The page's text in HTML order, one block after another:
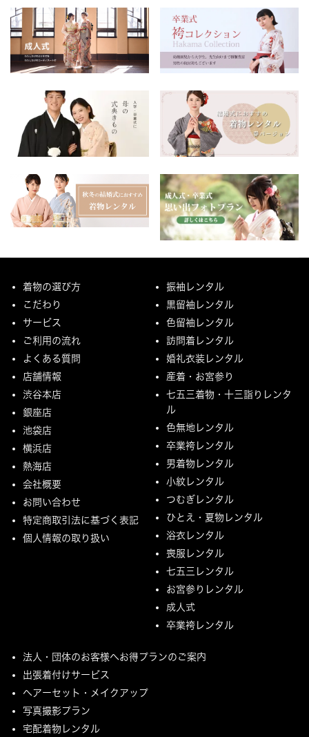
着物の選び方
こだわり
サービス
ご利用の流れ
よくある質問
店舗情報
渋谷本店
銀座店
池袋店
横浜店
熱海店
会社概要
お問い合わせ
特定商取引法に基づく表記
個人情報の取り扱い
振袖レンタル
黒留袖レンタル
色留袖レンタル
訪問着レンタル
婚礼衣装レンタル
産着・お宮参り
七五三着物・十三詣りレンタ
ル
色無地レンタル
卒業袴レンタル
男着物レンタル
小紋レンタル
つむぎレンタル
ひとえ・夏物レンタル
浴衣レンタル
喪服レンタル
七五三レンタル
お宮参りレンタル
成人式
卒業袴レンタル
法人・団体のお客様へお得プランのご案内
出張着付けサービス
ヘアーセット・メイクアップ
写真撮影プラン
宅配着物レンタル